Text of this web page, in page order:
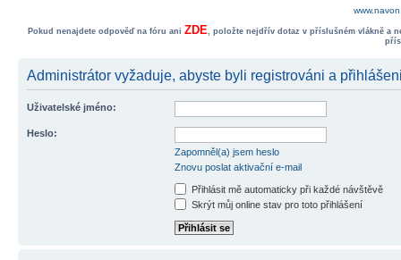
Pokud nenajdete odpověď na fóru ani ZDE, položte nejdřív dotaz v příslušném vlákně a
Administrátor vyžaduje, abyste byli registrováni a
Uživatelské jméno:
Heslo:
Zapomněl(a) jsem heslo
Znovu poslat aktivační e-mail
Přihlásit mě automaticky při každé návštěvě
Skrýt můj online stav pro toto přihlášení